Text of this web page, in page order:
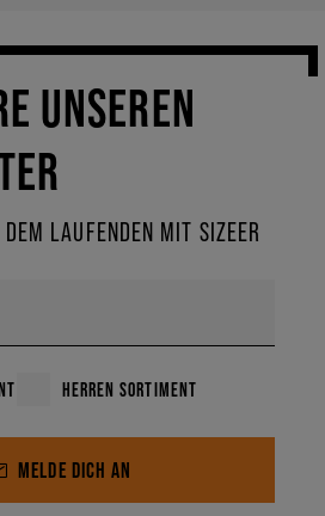
UNSEREN
LAUFENDEN MIT SIZEER
HERREN SORTIMENT
MELDE DICH AN